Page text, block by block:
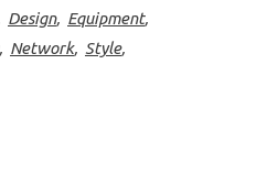
Design
Equipment
Network
Style